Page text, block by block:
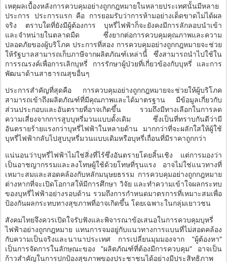
เหตุผลเบื้องหลังการควบคุมอย่างถูกกฎหมายในหลายประเทศนั้นมีหลาย
ประการ ประการแรก คือ การยอมรับว่าการห้ามอย่างเด็ดขาดไม่ได้ผล
จริง ตราบใดที่ยังมีผู้ต้องการ บุหรี่ไฟฟ้าก็จะยังคงมีการลักลอบนำเข้า
และจำหน่ายในตลาดมืด ซึ่งยากต่อการควบคุมคุณภาพและความ
ปลอดภัยของผู้บริโภค ประการที่สอง การควบคุมอย่างถูกกฎหมายจะช่วย
ให้รัฐบาลสามารถเก็บภาษีจากผลิตภัณฑ์เหล่านี้ ซึ่งสามารถนำไปใช้ใน
การรณรงค์เพื่อการเลิกบุหรี่ การรักษาผู้ป่วยที่เกี่ยวข้องกับบุหรี่ และการ
พัฒนาด้านสาธารณสุขอื่นๆ
ประการสำคัญที่สุดคือ การควบคุมอย่างถูกกฎหมายจะช่วยให้ผู้บริโภค
สามารถเข้าถึงผลิตภัณฑ์ที่มีคุณภาพและได้มาตรฐาน มีข้อมูลเกี่ยวกับ
ส่วนประกอบและอันตรายที่อาจเกิดขึ้น รวมถึงมีทางเลือกในการลด
ความเสี่ยงจากการสูบบุหรี่มวนแบบดั้งเดิม ซึ่งเป็นที่ทราบกันดีว่ามี
อันตรายร้ายแรงกว่าบุหรี่ไฟฟ้าในหลายด้าน มากกว่าที่จะผลักใสให้ผู้ใช้
บุหรี่ไฟฟ้ากลับไปสูบบุหรี่มวนแบบเดิมหรือบุหรี่เถื่อนที่มีราคาถูกกว่า
แน่นอนว่าบุหรี่ไฟฟ้าไม่ใช่สิ่งที่ไร้ซึ่งอันตรายโดยสิ้นเชิง แต่การมองว่า
เป็นอาชญากรรมและลงโทษผู้ใช้ด้วยโทษที่รุนแรง อาจไม่ใช่แนวทางที่
เหมาะสมและสอดคล้องกับหลักมนุษยธรรม การควบคุมอย่างถูกกฎหมาย
ต่างหากที่จะเปิดโอกาสให้มีการศึกษา วิจัย และทำความเข้าใจผลกระทบ
ของบุหรี่ไฟฟ้าอย่างรอบด้าน รวมถึงการกำหนดมาตรการที่เหมาะสมเพื่อ
ป้องกันผลกระทบทางสุขภาพที่อาจเกิดขึ้น โดยเฉพาะในกลุ่มเยาวชน
สังคมไทยจึงควรเปิดใจรับฟังและพิจารณาข้อเสนอในการควบคุมบุหรี่
ไฟฟ้าอย่างถูกกฎหมาย แทนการจมอยู่กับแนวทางการแบนที่ไม่สอดคล้อง
กับความเป็นจริงและนานาประเทศ การเปลี่ยนมุมมองจาก "ผู้ต้องหา"
เป็นการจัดการในลักษณะของ "ผลิตภัณฑ์ที่ต้องมีการควบคุม" อาจเป็น
ก้าวสำคัญในการปกป้องสุขภาพของประชาชนได้อย่างมีประสิทธิภาพ